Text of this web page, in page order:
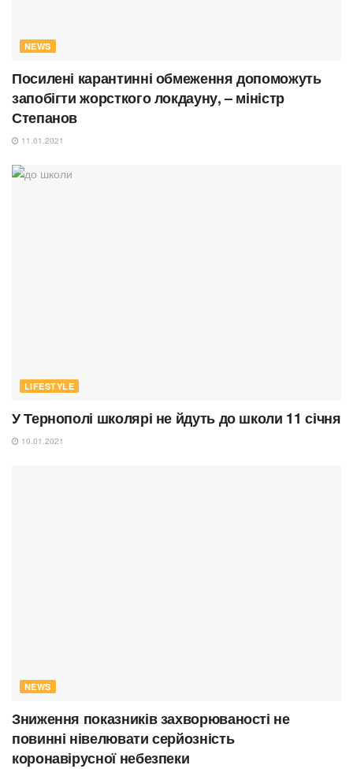
NEWS
Посилені карантинні обмеження допоможуть
запобігти жорсткого локдауну, – міністр
Степанов
11.01.2021
LIFESTYLE
У Тернополі школярі не йдуть до школи 11 січня
10.01.2021
NEWS
Зниження показників захворюваності не
повинні нівелювати серйозність
коронавірусної небезпеки